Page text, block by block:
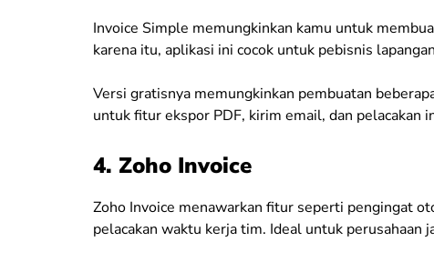
Invoice Simple memungkinkan kamu untuk
karena itu, aplikasi ini cocok untuk pebisnis
Versi gratisnya memungkinkan pembuatan
untuk fitur ekspor PDF, kirim email, dan pelacakan
4. Zoho Invoice
Zoho Invoice menawarkan fitur seperti pengingat
pelacakan waktu kerja tim. Ideal untuk perusahaan